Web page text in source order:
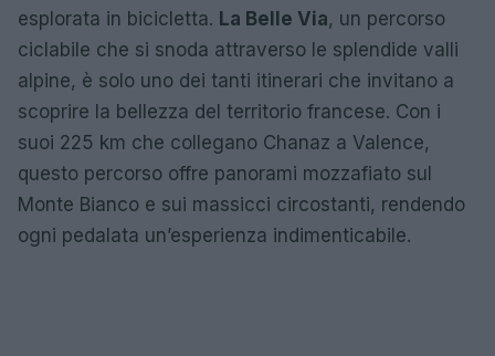
esplorata in bicicletta. La Belle Via, un percorso
ciclabile che si snoda attraverso le splendide valli
alpine, è solo uno dei tanti itinerari che invitano a
scoprire la bellezza del territorio francese. Con i
suoi 225 km che collegano Chanaz a Valence,
questo percorso offre panorami mozzafiato sul
Monte Bianco e sui massicci circostanti, rendendo
ogni pedalata un’esperienza indimenticabile.